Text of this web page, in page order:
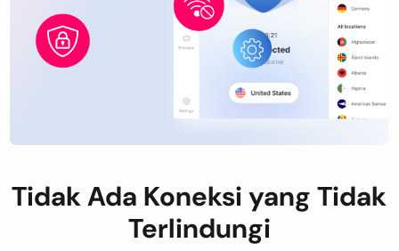
Tidak Ada Koneksi yang Tidak
Terlindungi